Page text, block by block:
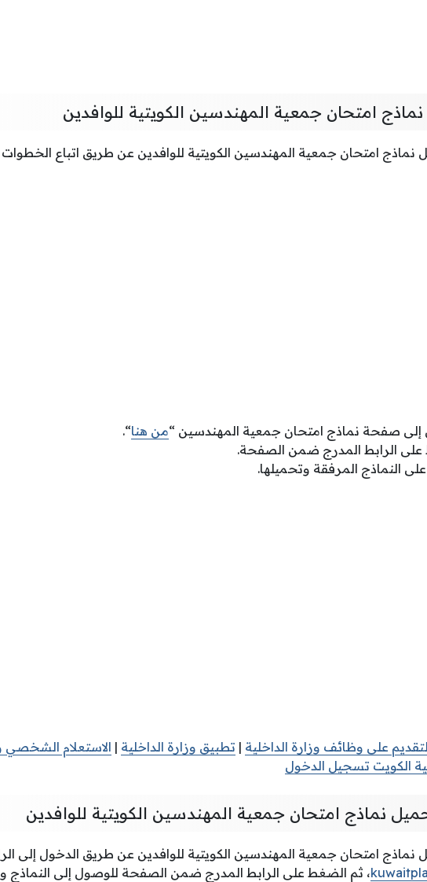
امتحان جمعية المهندسين الكويتية للوافدين
امتحان جمعية المهندسين الكويتية للوافدين عن طريق اتباع الخطوات
إلى صفحة نماذج امتحان جمعية المهندسين “من هنا“.
الرابط المدرج ضمن الصفحة.
على النماذج المرفقة وتحميلها.
على وظائف وزارة الداخلية | تطبيق وزارة الداخلية | الاستعلام الشخصي
الكويت تسجيل الدخول
نماذج امتحان جمعية المهندسين الكويتية للوافدين
امتحان جمعية المهندسين الكويتية للوافدين عن طريق الدخول إلى
، ثم الضغط على الرابط المدرج ضمن الصفحة للوصول إلى النماذج